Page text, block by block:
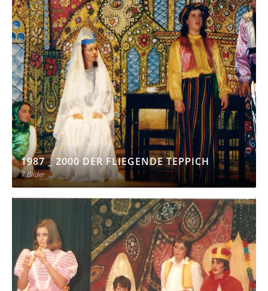
1987 _ 2000 DER FLIEGENDE TEPPICH
7 Bilder